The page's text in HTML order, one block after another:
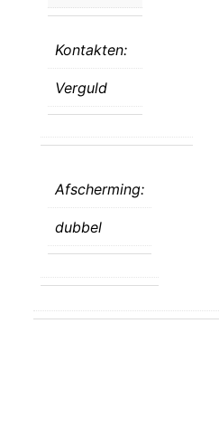
Kontakten:
Verguld
Afscherming:
dubbel